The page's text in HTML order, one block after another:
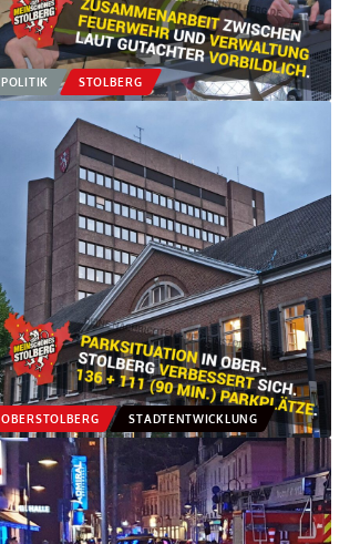
POLITIK STOLBERG
OBERSTOLBERG STADTENTWICKLUNG